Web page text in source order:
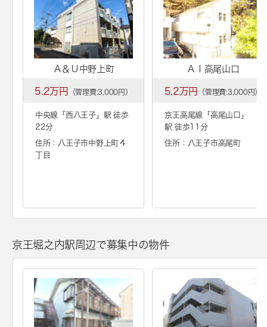
Ａ＆Ｕ中野上町
5.2万円 （管理費:3,000円）
中央線「 西八王子」駅 徒歩
22分
住所：八王子市中野上町４
丁目
ＡＩ高尾山口
5.2万円 （管理費:3,000円）
京王高尾線「 高尾山口 」
駅 徒歩11分
住所：八王子市高尾町
京王堀之内駅周辺で募集中の物件